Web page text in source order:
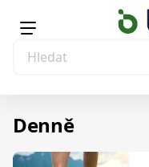
Denně